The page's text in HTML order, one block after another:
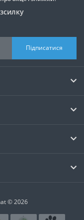
Підписатися
© 2026